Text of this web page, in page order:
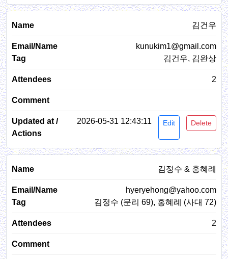
김건우
kunukim1@gmail.com
김건우, 김완상
2
2026-05-31 12:43:11 Edit Delete
김정수 & 홍혜례
hyeryehong@yahoo.com
김정수 (문리 69), 홍혜례 (사대 72)
2